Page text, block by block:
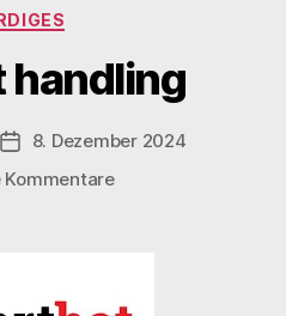
Kategorien
handling
Veröffentlichungsdatum
8. Dezember 2024
Kommentarezu